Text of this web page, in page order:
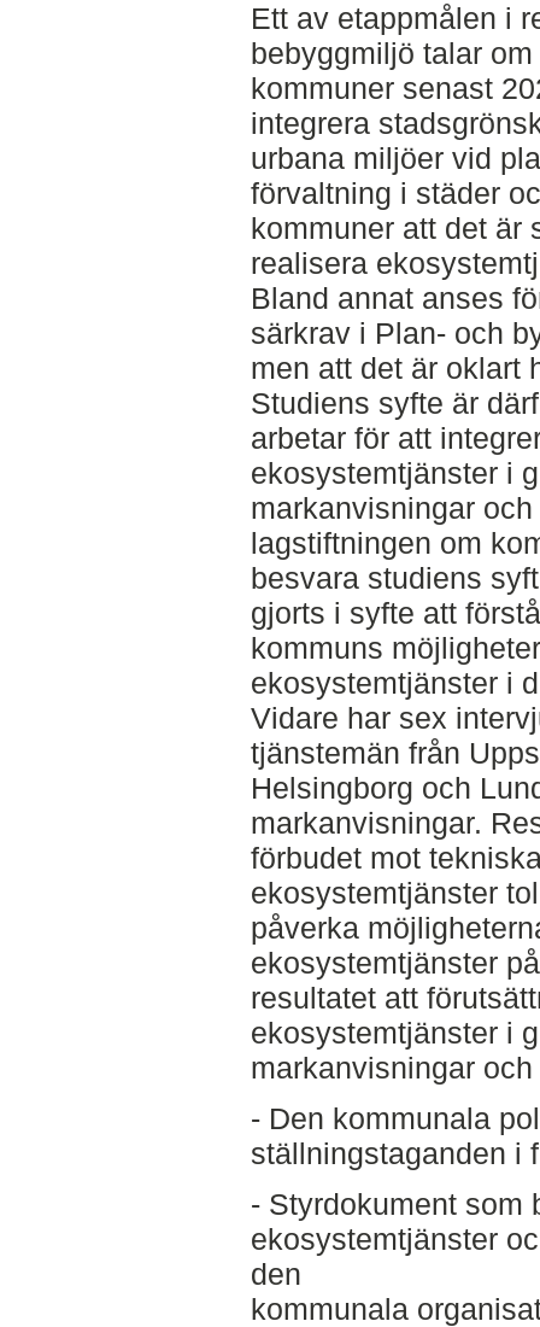
Ett av etappmålen i
bebyggmiljö talar
kommuner senast
integrera
urbana miljöer vid
förvaltning i städer
kommuner att det är
realisera
Bland annat anses
särkrav i Plan- och
men att det är oklart
Studiens syfte är
arbetar för att
ekosystemtjänster i
markanvisningar
lagstiftningen om
besvara studiens
gjorts i syfte att
kommuns
ekosystemtjänster i
Vidare har sex
tjänstemän från
Helsingborg och
markanvisningar.
förbudet mot
ekosystemtjänster
påverka
ekosystemtjänster
resultatet att
ekosystemtjänster i
markanvisningar
- Den kommunala
ställningstaganden i
- Styrdokument som
ekosystemtjänster
den
kommunala